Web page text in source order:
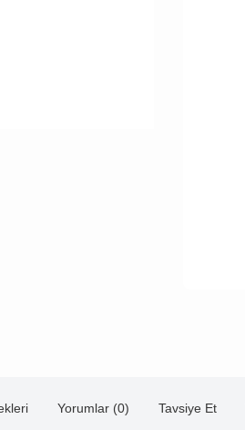
Yorumlar (0) Tavsiye Et